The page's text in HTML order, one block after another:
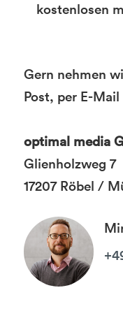
kostenlosen
Gern nehmen
Post, per E-
optimal media
Glienholzweg 7
17207 Röbel /